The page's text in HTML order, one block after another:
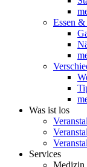
Essen
Was ist los
Services
Medizin